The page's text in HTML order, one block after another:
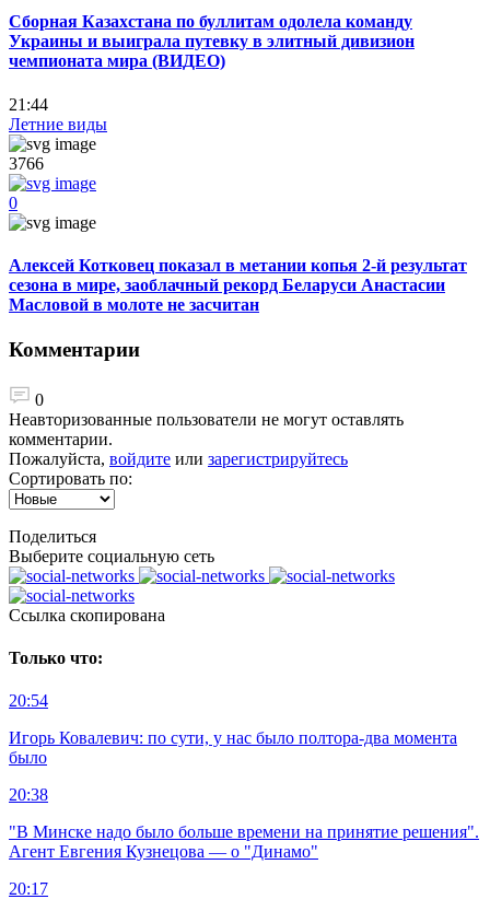
Сборная Казахстана по буллитам одолела команду
Украины и выиграла путевку в элитный дивизион
чемпионата мира (ВИДЕО)
21:44
Летние виды
3766
0
Алексей Котковец показал в метании копья 2-й результат
сезона в мире, заоблачный рекорд Беларуси Анастасии
Масловой в молоте не засчитан
Комментарии
0
Неавторизованные пользователи не могут оставлять
комментарии.
Пожалуйста, войдите или зарегистрируйтесь
Сортировать по:
Поделиться
Выберите социальную сеть
Ccылка скопирована
Только что:
20:54
Игорь Ковалевич: по сути, у нас было полтора-два момента
было
20:38
"В Минске надо было больше времени на принятие решения".
Агент Евгения Кузнецова — о "Динамо"
20:17